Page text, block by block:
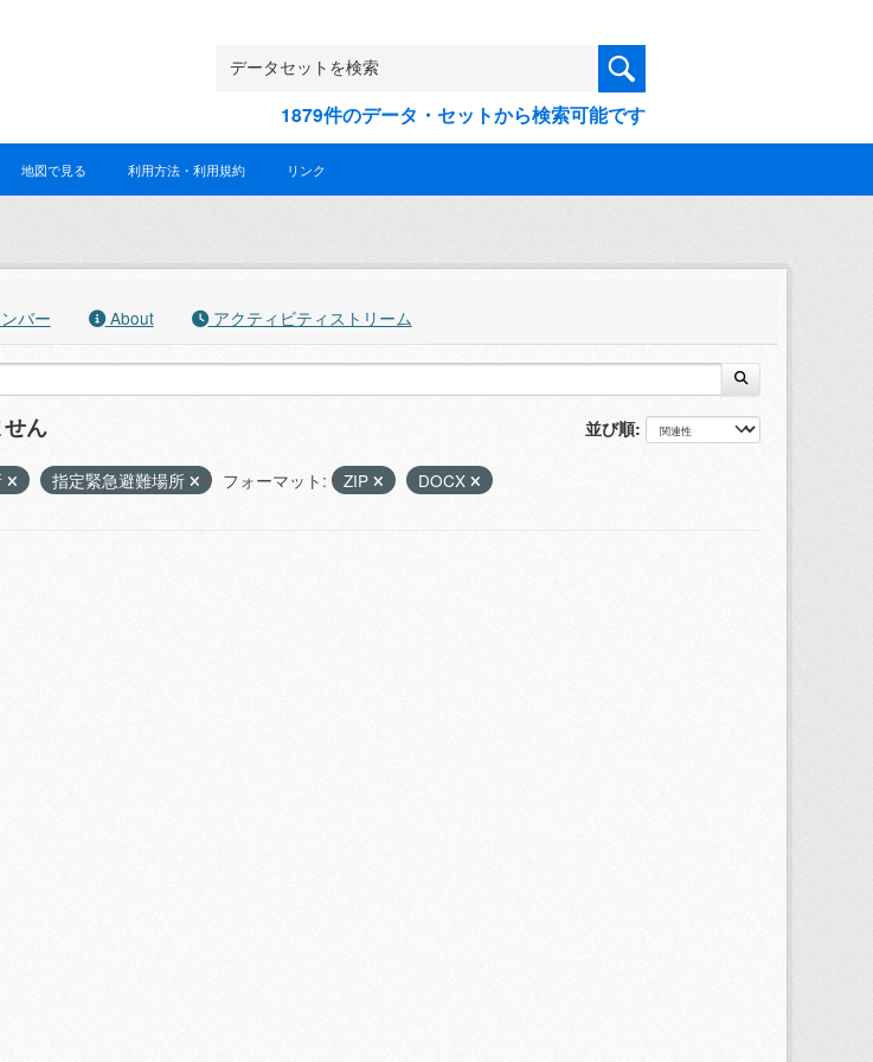
1879件のデータ・セットから検索可能です
地図で見る 利用方法・利用規約 リンク
バー About アクティビティストリーム
並び順
ん
指定緊急避難場所 フォーマット: ZIP DOCX